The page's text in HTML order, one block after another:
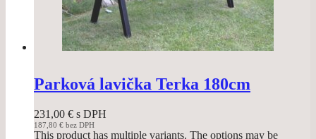
Parková lavička Terka 180cm
231,00 € s DPH
187,80 € bez DPH
This product has multiple variants. The options may be